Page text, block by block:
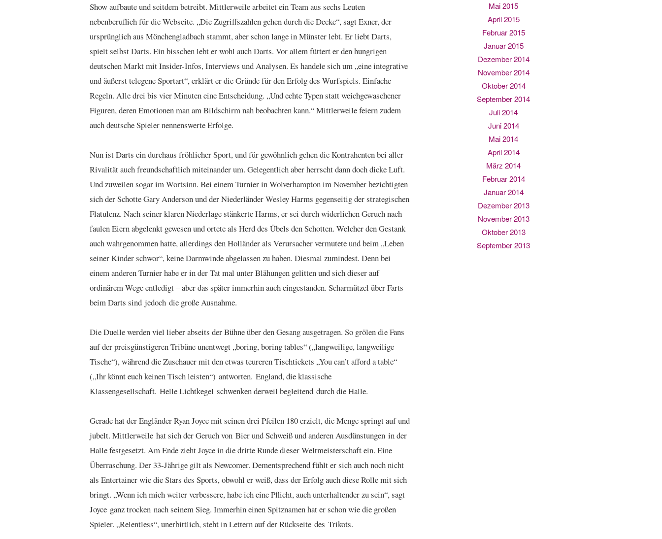
Show aufbaute und seitdem betreibt. Mittlerweile arbeitet ein Team aus sechs Leuten
nebenberuflich für die Webseite. „Die Zugriffszahlen gehen durch die Decke“, sagt Exner, der
ursprünglich aus Mönchengladbach stammt, aber schon lange in Münster lebt. Er liebt Darts,
spielt selbst Darts. Ein bisschen lebt er wohl auch Darts. Vor allem füttert er den hungrigen
deutschen Markt mit Insider-Infos, Interviews und Analysen. Es handele sich um „eine integrative
und äußerst telegene Sportart“, erklärt er die Gründe für den Erfolg des Wurfspiels. Einfache
Regeln. Alle drei bis vier Minuten eine Entscheidung. „Und echte Typen statt weichgewaschener
Figuren, deren Emotionen man am Bildschirm nah beobachten kann.“ Mittlerweile feiern zudem
auch deutsche Spieler nennenswerte Erfolge.
Nun ist Darts ein durchaus fröhlicher Sport, und für gewöhnlich gehen die Kontrahenten bei aller
Rivalität auch freundschaftlich miteinander um. Gelegentlich aber herrscht dann doch dicke Luft.
Und zuweilen sogar im Wortsinn. Bei einem Turnier in Wolverhampton im November bezichtigten
sich der Schotte Gary Anderson und der Niederländer Wesley Harms gegenseitig der strategischen
Flatulenz. Nach seiner klaren Niederlage stänkerte Harms, er sei durch widerlichen Geruch nach
faulen Eiern abgelenkt gewesen und ortete als Herd des Übels den Schotten. Welcher den Gestank
auch wahrgenommen hatte, allerdings den Holländer als Verursacher vermutete und beim „Leben
seiner Kinder schwor“, keine Darmwinde abgelassen zu haben. Diesmal zumindest. Denn bei
einem anderen Turnier habe er in der Tat mal unter Blähungen gelitten und sich dieser auf
ordinärem Wege entledigt – aber das später immerhin auch eingestanden. Scharmützel über Farts
beim Darts sind jedoch die große Ausnahme.
Die Duelle werden viel lieber abseits der Bühne über den Gesang ausgetragen. So grölen die Fans
auf der preisgünstigeren Tribüne unentwegt „boring, boring tables“ („langweilige, langweilige
Tische“), während die Zuschauer mit den etwas teureren Tischtickets „You can’t afford a table“
(„Ihr könnt euch keinen Tisch leisten“) antworten. England, die klassische
Klassengesellschaft. Helle Lichtkegel schwenken derweil begleitend durch die Halle.
Gerade hat der Engländer Ryan Joyce mit seinen drei Pfeilen 180 erzielt, die Menge springt auf und
jubelt. Mittlerweile hat sich der Geruch von Bier und Schweiß und anderen Ausdünstungen in der
Halle festgesetzt. Am Ende zieht Joyce in die dritte Runde dieser Weltmeisterschaft ein. Eine
Überraschung. Der 33-Jährige gilt als Newcomer. Dementsprechend fühlt er sich auch noch nicht
als Entertainer wie die Stars des Sports, obwohl er weiß, dass der Erfolg auch diese Rolle mit sich
bringt. „Wenn ich mich weiter verbessere, habe ich eine Pflicht, auch unterhaltender zu sein“, sagt
Joyce ganz trocken nach seinem Sieg. Immerhin einen Spitznamen hat er schon wie die großen
Spieler. „Relentless“, unerbittlich, steht in Lettern auf der Rückseite des Trikots.
Mai 2015
April 2015
Februar 2015
Januar 2015
Dezember 2014
November 2014
Oktober 2014
September 2014
Juli 2014
Juni 2014
Mai 2014
April 2014
März 2014
Februar 2014
Januar 2014
Dezember 2013
November 2013
Oktober 2013
September 2013